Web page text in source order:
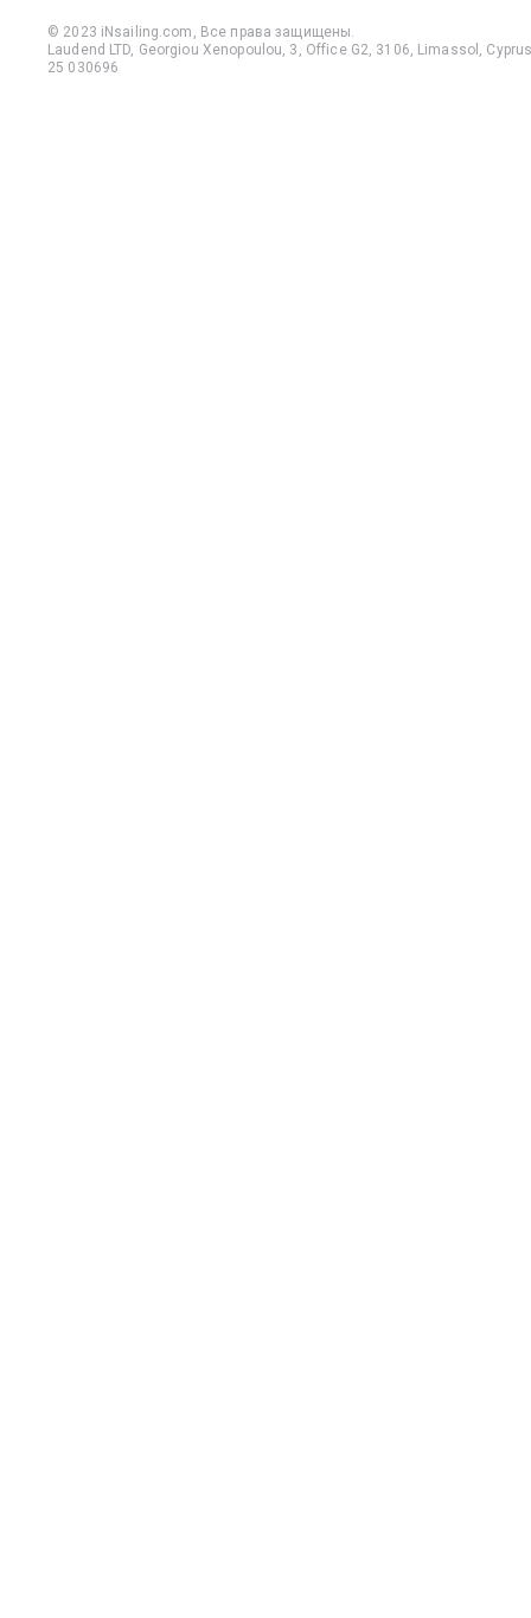
© 2023 iNsailing.com, Все права защищены.
Laudend LTD, Georgiou Xenopoulou, 3, Office G2, 3106, Limassol,
25 030696